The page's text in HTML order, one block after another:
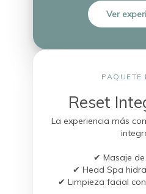
Ver
PAQUETE
Reset
La experiencia más
✔ Masaje
✔ Head Spa
✔ Limpieza facial